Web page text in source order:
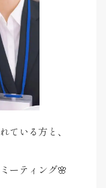
ている方と、
ーティング🌸